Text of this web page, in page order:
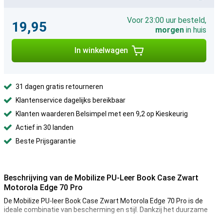
19,95
Voor 23:00 uur besteld,
morgen in huis
In winkelwagen
31 dagen gratis retourneren
Klantenservice dagelijks bereikbaar
Klanten waarderen Belsimpel met een 9,2 op Kieskeurig
Actief in 30 landen
Beste Prijsgarantie
Beschrijving van de Mobilize PU-Leer Book Case Zwart
Motorola Edge 70 Pro
De Mobilize PU-leer Book Case Zwart Motorola Edge 70 Pro is de
ideale combinatie van bescherming en stijl. Dankzij het duurzame